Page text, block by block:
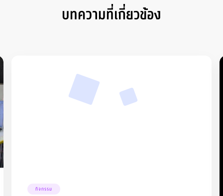
บทความที่เกี่ยวข้อง
กิจกรรม